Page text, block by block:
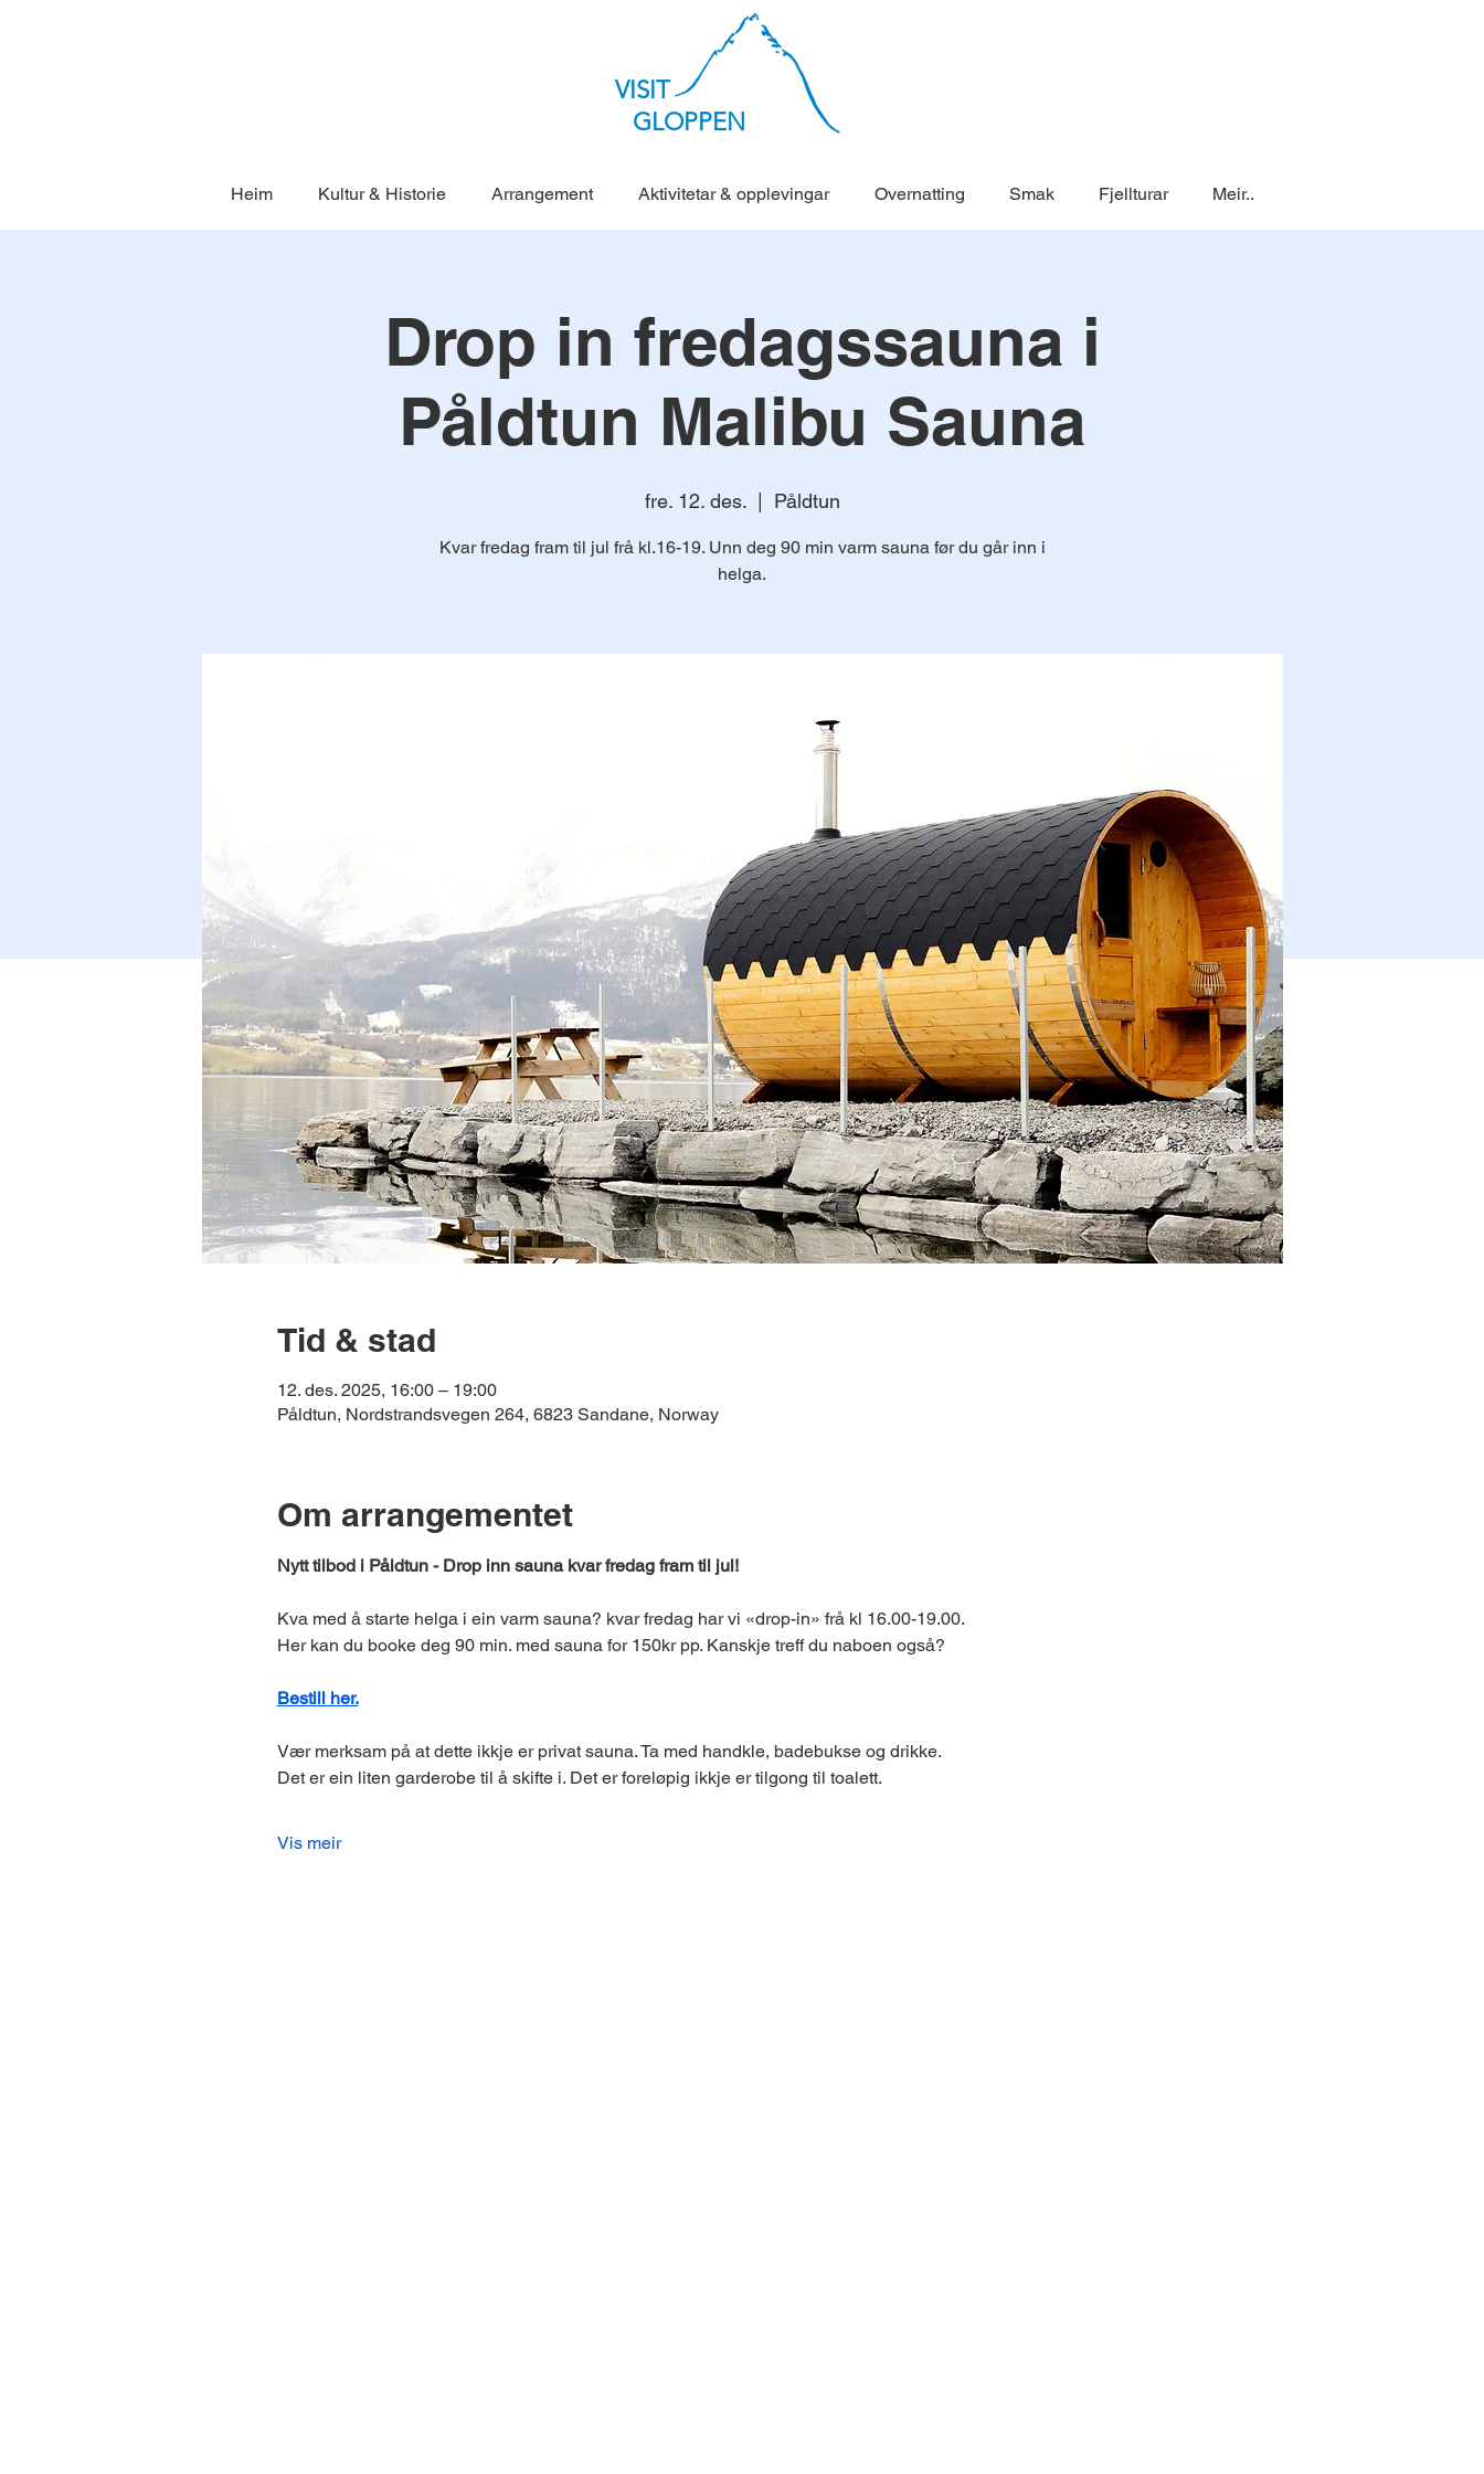
VISIT
GLOPPEN
Heim Kultur & Historie Arrangement Aktivitetar & opplevingar Overnatting Smak Fjellturar Meir..
Drop in fredagssauna i
Påldtun Malibu Sauna
fre. 12. des.
  |
Påldtun
Kvar fredag fram til jul frå kl.16-19. Unn deg 90 min varm sauna før du går inn i
helga.
Tid & stad
12. des. 2025, 16:00 – 19:00
Påldtun, Nordstrandsvegen 264, 6823 Sandane, Norway
Om arrangementet
Nytt tilbod i Påldtun - Drop inn sauna kvar fredag fram til jul!
Kva med å starte helga i ein varm sauna? kvar fredag har vi «drop-in» frå kl 16.00-19.00.
Her kan du booke deg 90 min. med sauna for 150kr pp. Kanskje treff du naboen også?
Bestill her.
Vær merksam på at dette ikkje er privat sauna. Ta med handkle, badebukse og drikke.
Det er ein liten garderobe til å skifte i. Det er foreløpig ikkje er tilgong til toalett.
Vis meir